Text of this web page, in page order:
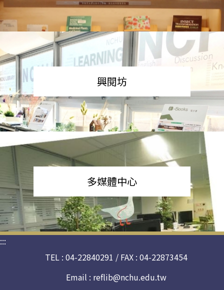
興閱坊
多媒體中心
:::
TEL : 04-22840291 / FAX : 04-22873454
Email : reflib@nchu.edu.tw